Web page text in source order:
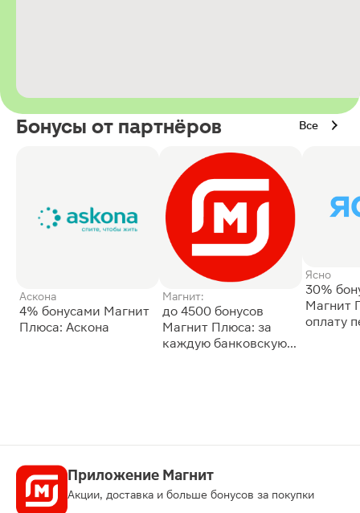
Бонусы от партнёров Все
Аскона
4% бонусами Магнит
Плюса: Аскона
Магнит:
до 4500 бонусов
Магнит Плюса: за
каждую банковскую
Ясно
30%
Магнит
оплату
Приложение Магнит
Акции, доставка и больше бонусов за покупки